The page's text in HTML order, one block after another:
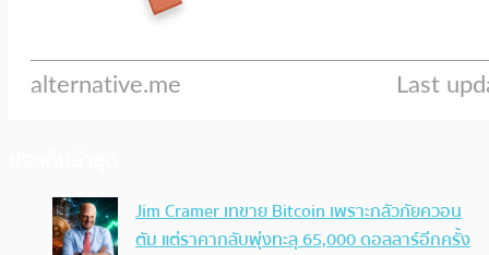
Jim Cramer เทขาย Bitcoin เพราะกลัวภัยควอน
ตัม แต่ราคากลับพุ่งทะลุ 65,000 ดอลลาร์อีกครั้ง